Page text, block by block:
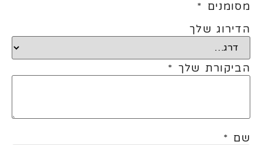
מסומנים *
הדירוג שלך
הביקורת שלך *
שם *